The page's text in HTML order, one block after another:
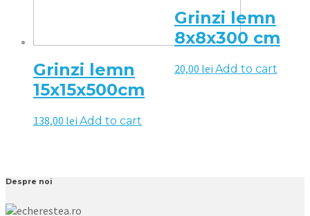
Grinzi lemn
15x15x500cm
138,00 lei Add to cart
Grinzi lemn
8x8x300 cm
20,00 lei Add to cart
Despre noi